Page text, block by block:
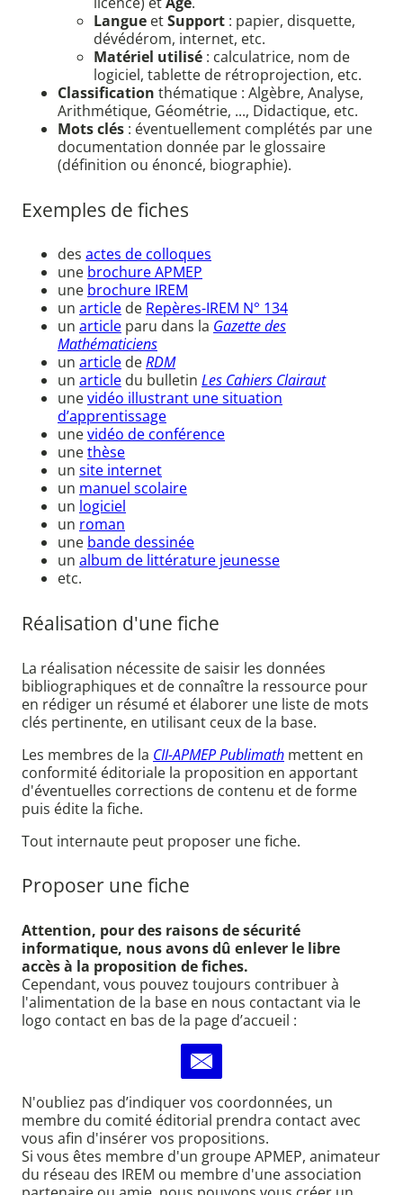
Langue etSupport : papier, disquette,
dévédérom, internet, etc.
Matériel utilisé : calculatrice, nom de
logiciel, tablette de rétroprojection, etc.
Classification thématique : Algèbre, Analyse,
Arithmétique, Géométrie, ..., Didactique, etc.
Mots clés : éventuellement complétés par une
documentation donnée par le glossaire
(définition ou énoncé, biographie).
Exemples de fiches
des actes de colloques
une brochure APMEP
une brochure IREM
un article de Repères-IREM N° 134
un article paru dans la Gazette des
Mathématiciens
un article deRDM
un article du bulletin Les Cahiers Clairaut
unevidéo illustrant une situation
d’apprentissage
unevidéo de conférence
unethèse
un site internet
un manuel scolaire
un logiciel
un roman
une bande dessinée
un album de littérature jeunesse
etc.
Réalisation d'une fiche
La réalisation nécessite de saisir les données
bibliographiques et de connaître la ressource pour
en rédiger un résumé et élaborer une liste de mots
clés pertinente, en utilisant ceux de la base.
Les membres de la CII-APMEP Publimath mettent en
conformité éditoriale la proposition en apportant
d'éventuelles corrections de contenu et de forme
puis édite la fiche.
Tout internaute peut proposer une fiche.
Proposer une fiche
Attention, pour des raisons de sécurité
informatique, nous avons dû enlever le libre
accès à la proposition de fiches.
Cependant, vous pouvez toujours contribuer à
l'alimentation de la base en nous contactant via le
logo contact en bas de la page d’accueil :
N'oubliez pas d’indiquer vos coordonnées, un
membre du comité éditorial prendra contact avec
vous afin d'insérer vos propositions.
Si vous êtes membre d'un groupe APMEP, animateur
du réseau des IREM ou membre d'une association